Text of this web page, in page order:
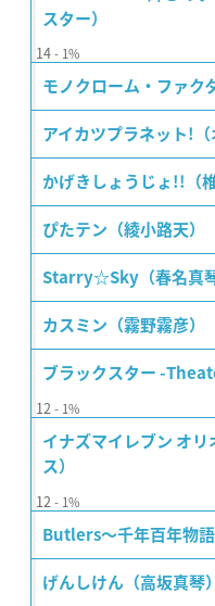
スター）
14 1%
モノクローム・ファク
アイカツプラネット!（
かげきしょうじょ!!（
ぴたテン（綾小路天）
Starry☆Sky（春名真琴
カスミン（霧野霧彦）
ブラックスター -
12 1%
イナズマイレブン オ
ス）
12 1%
Butlers〜千年百年物語
げんしけん（高坂真琴）